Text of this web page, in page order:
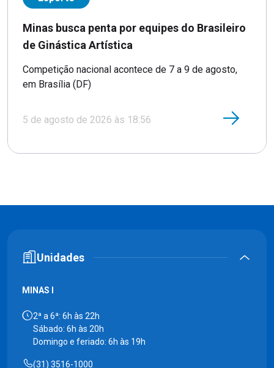
Minas busca penta por equipes do Brasileiro
de Ginástica Artística
Competição nacional acontece de 7 a 9 de agosto,
em Brasília (DF)
5 de agosto de 2026 às 18:56
Unidades
MINAS I
2ª a 6ª: 6h às 22h
Sábado: 6h às 20h
Domingo e feriado: 6h às 19h
(31) 3516-1000